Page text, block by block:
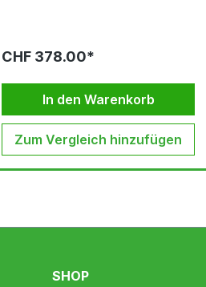
CHF 378.00*
In den Warenkorb
Zum Vergleich hinzufügen
SHOP